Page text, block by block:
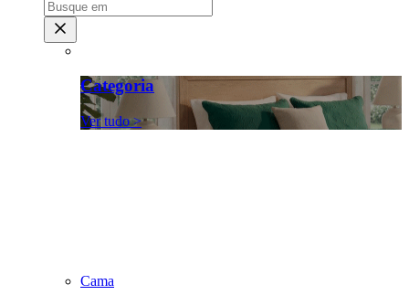
Categoria
Ver tudo >
Cama